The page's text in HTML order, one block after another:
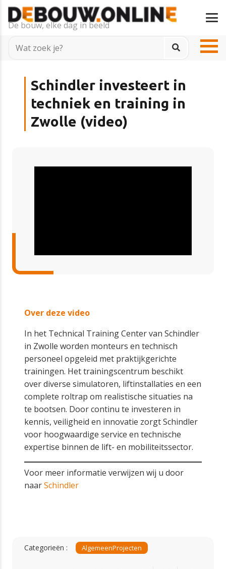
De bouw, elke dag in beeld
Schindler investeert in
techniek en training in
Zwolle (video)
Over deze video
In het Technical Training Center van Schindler
in Zwolle worden monteurs en technisch
personeel opgeleid met praktijkgerichte
trainingen. Het trainingscentrum beschikt
over diverse simulatoren, liftinstallaties en een
complete roltrap om realistische situaties na
te bootsen. Door continu te investeren in
kennis, veiligheid en innovatie zorgt Schindler
voor hoogwaardige service en technische
expertise binnen de lift- en mobiliteitssector.
Voor meer informatie verwijzen wij u door
naarSchindler
Categorieën : AlgemeenProjecten